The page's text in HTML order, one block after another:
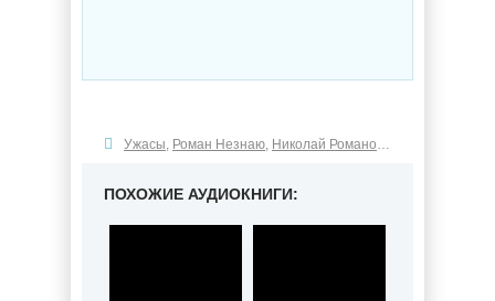
Ужасы, Роман Незнаю, Николай Романов ,
ПОХОЖИЕ АУДИОКНИГИ: